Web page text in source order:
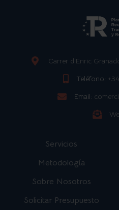
Carrer d'Enric
Teléfono:
Email:
Servicios
Metodología
Sobre Nosotros
Solicitar Presupuesto